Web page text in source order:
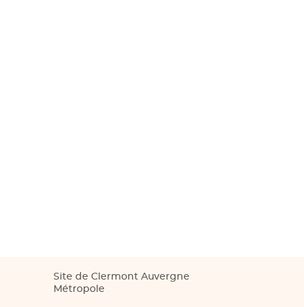
Site de Clermont Auvergne
Métropole